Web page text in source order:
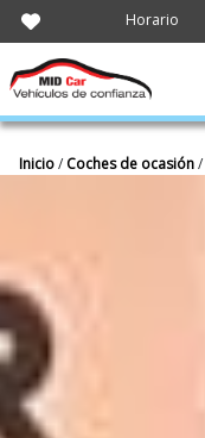
Horario
Inicio/ Coches de ocasión/